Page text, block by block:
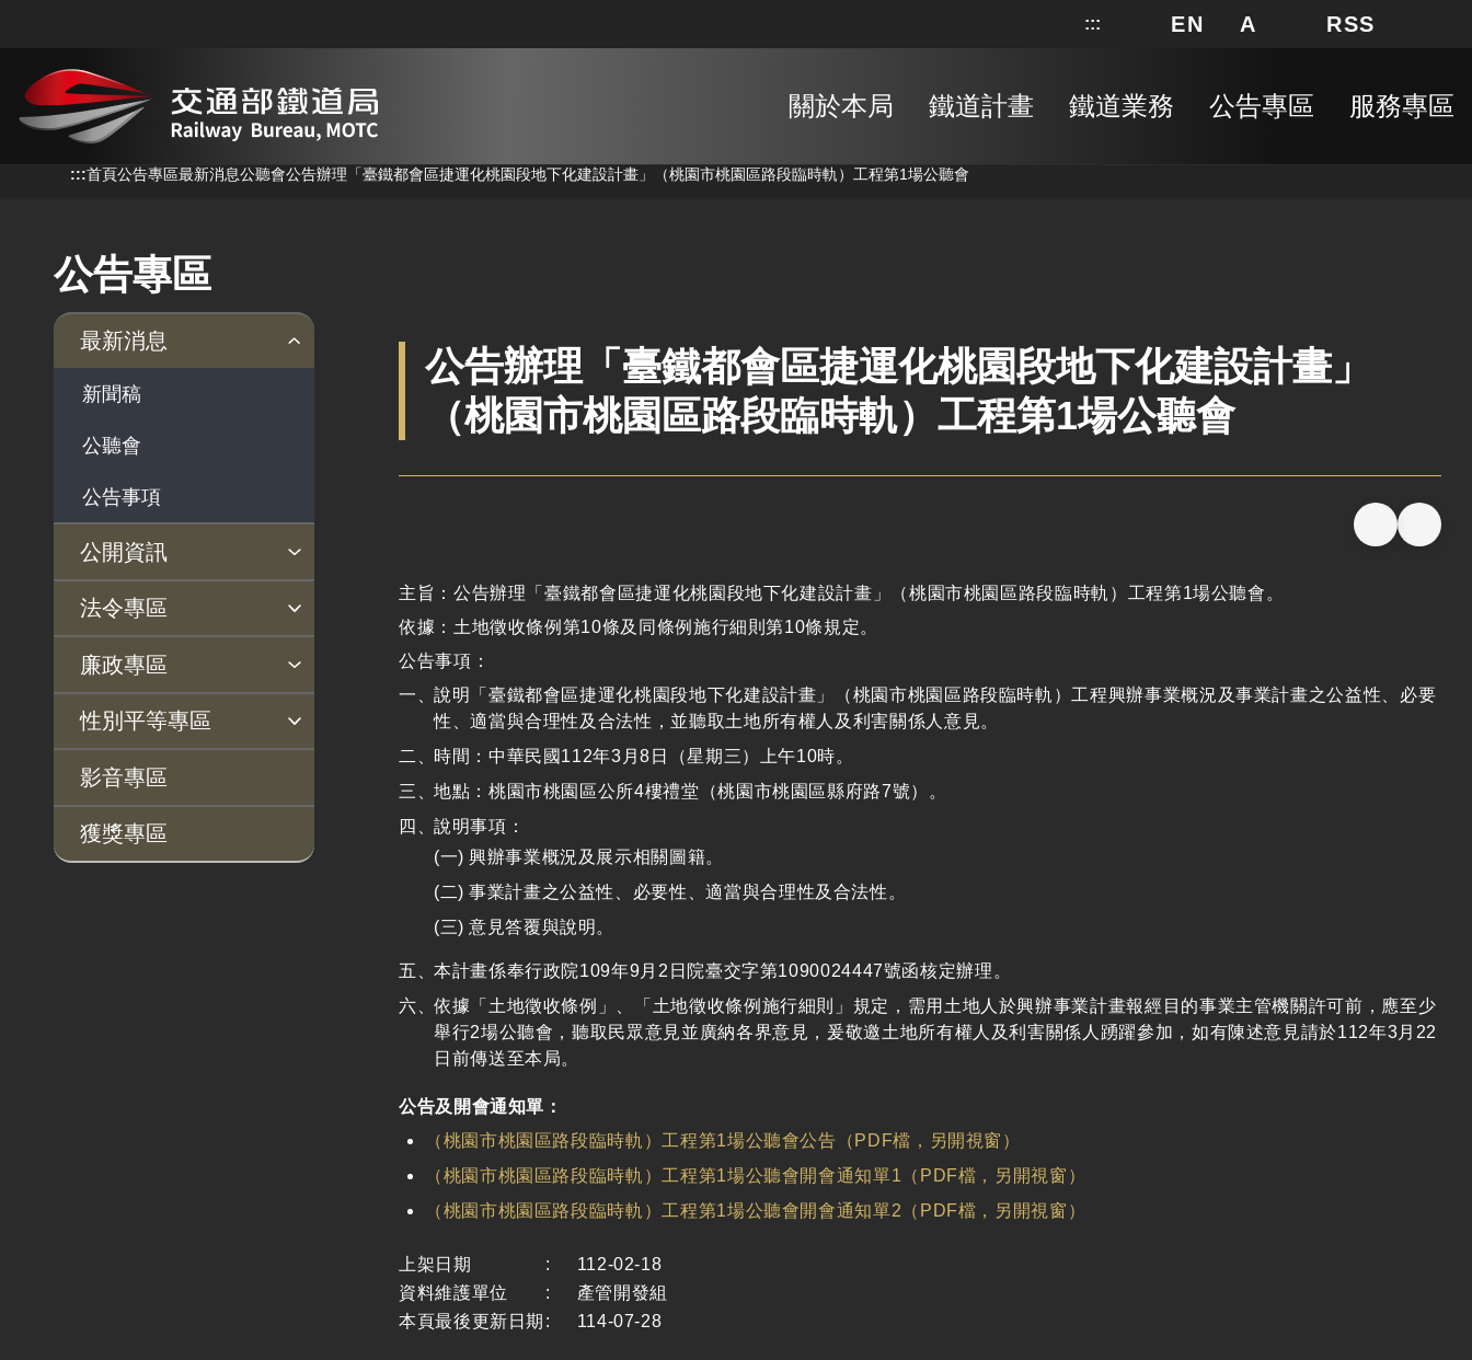
::: 網站地圖
EN A 局長信箱
RSS
關於本局 鐵道計畫 鐵道業務 公告專區 服務專區
:::首頁公告專區最新消息公聽會公告辦理「臺鐵都會區捷運化桃園段地下化建設計畫」（桃園市桃園區路段臨時軌）工程第1場公聽會
公告專區
最新消息
新聞稿
公聽會
公告事項
公開資訊
主動公開政府資訊專區
法律及法規命令
解釋性規定及裁量基
準
政府機關資訊
行政指導有關文書
施政計畫、業務統計
及研究報告
個人資料保護專區
Open Data專區
出版品專區
雙語詞彙專區
生態檢核專區
用地取得行政透明專區
用地公告
用地法規
徵收案件資訊
臺鐵局撥入資產債務基金
專區
法令專區
法令查詢
解釋性規定及裁量基準
法令英譯徵集意見專區
訴願文件下載
相關實務判解
相關網站資源
廉政專區
揭弊者保護專區
廉政訊息
利益衝突迴避園地
公務員廉政倫理規範
公職人員財產申報園地
廉政檢舉管道
桃地計畫廉政平臺專網
桃地計畫
廉政平臺
啟動儀式及交流座談
性別平等專區
性別平等工作小組
宣傳事項
性別平等推動計畫
性別平等統計分析
性別平等影響評估
性騷擾防治
相關網站
影音專區
獲獎專區
公告辦理「臺鐵都會區捷運化桃園段地下化建設計畫」
（桃園市桃園區路段臨時軌）工程第1場公聽會
主旨：公告辦理「臺鐵都會區捷運化桃園段地下化建設計畫」（桃園市桃園區路段臨時軌）工程第1場公聽會。
依據：土地徵收條例第10條及同條例施行細則第10條規定。
公告事項：
說明「臺鐵都會區捷運化桃園段地下化建設計畫」（桃園市桃園區路段臨時軌）工程興辦事業概況及事業計畫之公益性、必要
性、適當與合理性及合法性，並聽取土地所有權人及利害關係人意見。
時間：中華民國112年3月8日（星期三）上午10時。
地點：桃園市桃園區公所4樓禮堂（桃園市桃園區縣府路7號）。
說明事項：
興辦事業概況及展示相關圖籍。
事業計畫之公益性、必要性、適當與合理性及合法性。
意見答覆與說明。
本計畫係奉行政院109年9月2日院臺交字第1090024447號函核定辦理。
依據「土地徵收條例」、「土地徵收條例施行細則」規定，需用土地人於興辦事業計畫報經目的事業主管機關許可前，應至少
舉行2場公聽會，聽取民眾意見並廣納各界意見，爰敬邀土地所有權人及利害關係人踴躍參加，如有陳述意見請於112年3月22
日前傳送至本局。
公告及開會通知單：
（桃園市桃園區路段臨時軌）工程第1場公聽會公告（PDF檔，另開視窗）
（桃園市桃園區路段臨時軌）工程第1場公聽會開會通知單1（PDF檔，另開視窗）
（桃園市桃園區路段臨時軌）工程第1場公聽會開會通知單2（PDF檔，另開視窗）
上架日期 :
112-02-18
資料維護單位
:
產管開發組
本頁最後更新日期 : 114-07-28